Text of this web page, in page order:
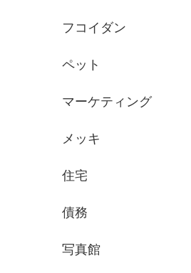
フコイダン
ペット
マーケティング
メッキ
住宅
債務
写真館